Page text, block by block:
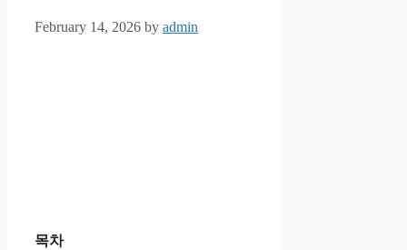
February 14, 2026 by admin
목차